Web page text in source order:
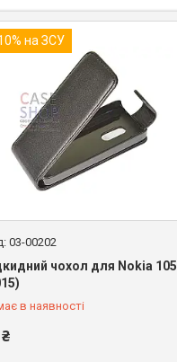
на ЗСУ
03-00202
чохол для Nokia 105
в наявності
(98) 849-89-99